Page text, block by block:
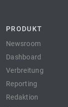
PRODUKT
Newsroom
Dashboard
Verbreitung
Reporting
Redaktion